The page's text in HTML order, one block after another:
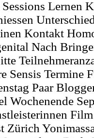
Lernen
Kontakt
Nach
Sensis Termine
Paar
Wochenende
Zürich